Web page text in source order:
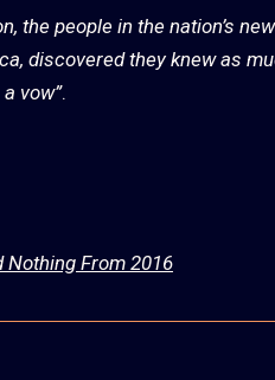
the people in the nation’s
discovered they knew as
vow”.
Nothing From 2016